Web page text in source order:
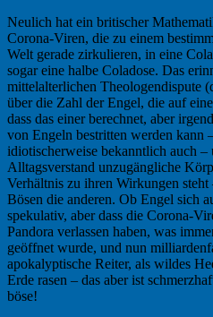
Neulich hat ein britischer
Corona-Viren, die zu einem
Welt gerade zirkulieren, in eine
sogar eine halbe Coladose. Das
mittelalterlichen Theologendispute
über die Zahl der Engel, die auf
dass das einer berechnet, aber
von Engeln bestritten werden kann
idiotischerweise bekanntlich auch –
Alltagsverstand unzugängliche
Verhältnis zu ihren Wirkungen
Bösen die anderen. Ob Engel sich
spekulativ, aber dass die Corona-
Pandora verlassen haben, was
geöffnet wurde, und nun
apokalyptische Reiter, als wildes
Erde rasen – das aber ist
böse!